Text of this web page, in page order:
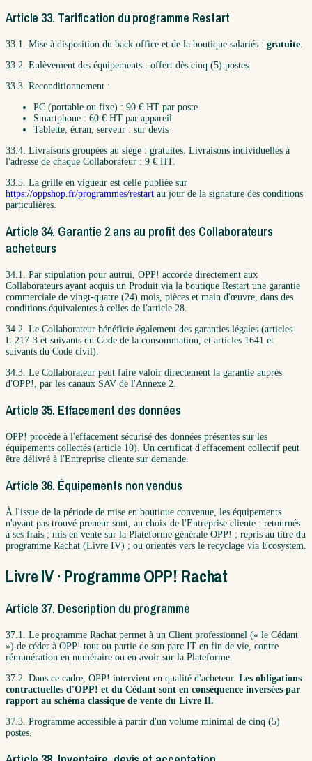
Article 33. Tarification du programme Restart
33.1. Mise à disposition du back office et de la boutique salariés : gratuite
33.2. Enlèvement des équipements : offert dès cinq (5) postes.
33.3. Reconditionnement :
PC (portable ou fixe) : 90 € HT par poste
Smartphone : 60 € HT par appareil
Tablette, écran, serveur : sur devis
33.4. Livraisons groupées au siège : gratuites. Livraisons individuelles à
l'adresse de chaque Collaborateur : 9 € HT.
33.5. La grille en vigueur est celle publiée sur
https://oppshop.fr/programmes/restart au jour de la signature des conditions
particulières.
Article 34. Garantie 2 ans au profit des Collaborateurs
acheteurs
34.1. Par stipulation pour autrui, OPP! accorde directement aux
Collaborateurs ayant acquis un Produit via la boutique Restart une garantie
commerciale de vingt-quatre (24) mois, pièces et main d'œuvre, dans des
conditions équivalentes à celles de l'article 28.
34.2. Le Collaborateur bénéficie également des garanties légales (articles
L.217-3 et suivants du Code de la consommation, et articles 1641 et
suivants du Code civil).
34.3. Le Collaborateur peut faire valoir directement la garantie auprès
d'OPP!, par les canaux SAV de l'Annexe 2.
Article 35. Effacement des données
OPP! procède à l'effacement sécurisé des données présentes sur les
équipements collectés (article 10). Un certificat d'effacement collectif peut
être délivré à l'Entreprise cliente sur demande.
Article 36. Équipements non vendus
À l'issue de la période de mise en boutique convenue, les équipements
n'ayant pas trouvé preneur sont, au choix de l'Entreprise cliente : retournés
à ses frais ; mis en vente sur la Plateforme générale OPP! ; repris au titre du
programme Rachat (Livre IV) ; ou orientés vers le recyclage via Ecosystem.
Livre IV · Programme OPP! Rachat
Article 37. Description du programme
37.1. Le programme Rachat permet à un Client professionnel (« le Cédant
») de céder à OPP! tout ou partie de son parc IT en fin de vie, contre
rémunération en numéraire ou en avoir sur la Plateforme.
37.2. Dans ce cadre, OPP! intervient en qualité d'acheteur. Les obligations
contractuelles d'OPP! et du Cédant sont en conséquence inversées par
rapport au schéma classique de vente du Livre II.
37.3. Programme accessible à partir d'un volume minimal de cinq (5)
postes.